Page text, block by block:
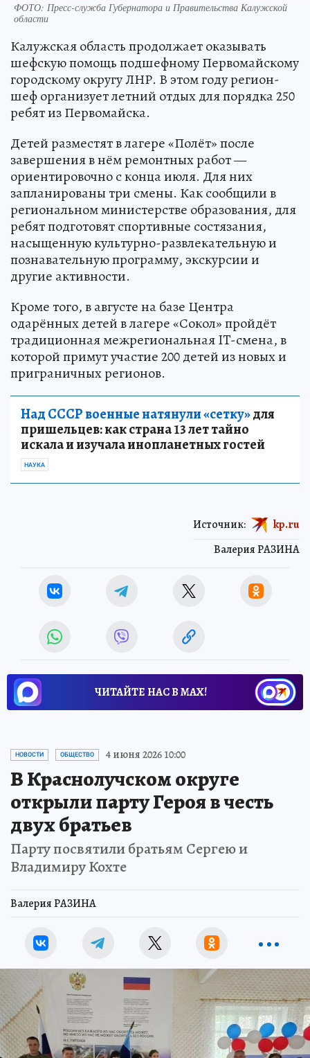
ФОТО: Пресс-служба Губернатора и Правительства Калужской
области
Калужская область продолжает оказывать
шефскую помощь подшефному Первомайскому
городскому округу ЛНР. В этом году регион-
шеф организует летний отдых для порядка 250
ребят из Первомайска.
Детей разместят в лагере «Полёт» после
завершения в нём ремонтных работ —
ориентировочно с конца июля. Для них
запланированы три смены. Как сообщили в
региональном министерстве образования, для
ребят подготовят спортивные состязания,
насыщенную культурно-развлекательную и
познавательную программу, экскурсии и
другие активности.
Кроме того, в августе на базе Центра
одарённых детей в лагере «Сокол» пройдёт
традиционная межрегиональная IT-смена, в
которой примут участие 200 детей из новых и
приграничных регионов.
Над СССР военные натянули «сетку»для
пришельцев: как страна 13 лет тайно
искала и изучала инопланетных гостей
НАУКА
Валерия РАЗИНА
Источник: kp.ru
ЧИТАЙТЕ НАС В МАХ!
НОВОСТИ ОБЩЕСТВО 4 июня 2026 10:00
В Краснолучском округе
открыли парту Героя в честь
двух братьев
Парту посвятили братьям Сергею и
Владимиру Кохте
Валерия РАЗИНА